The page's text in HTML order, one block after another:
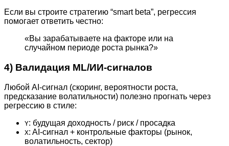
Если вы строите стратегию “smart beta”, регрессия
помогает ответить честно:
«Вы зарабатываете на факторе или на
случайном периоде роста рынка?»
4) Валидация ML/ИИ-сигналов
Любой AI-сигнал (скоринг, вероятности роста,
предсказание волатильности) полезно прогнать через
регрессию в стиле:
Y: будущая доходность / риск / просадка
X: AI-сигнал + контрольные факторы (рынок,
волатильность, сектор)